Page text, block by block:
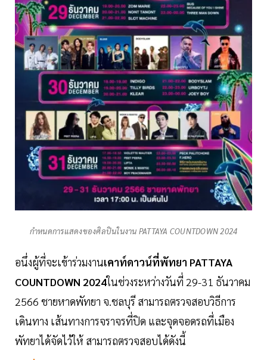
กำหนดการแสดงของศิลปินในงาน PATTAYA COUNTDOWN 2024
อนึ่งผู้ที่จะเข้าร่วมงานเคาท์ดาวน์ที่พัทยา PATTAYA
COUNTDOWN 2024ในช่วงระหว่างวันที่ 29-31 ธันวาคม
2566 ชายหาดพัทยา จ.ชลบุรี สามารถตรวจสอบวิธีการ
เดินทาง เส้นทางการจราจรที่ปิด และจุดจอดรถที่เมือง
พัทยาได้จัดไว้ให้ สามารถตรวจสอบได้ดังนี้